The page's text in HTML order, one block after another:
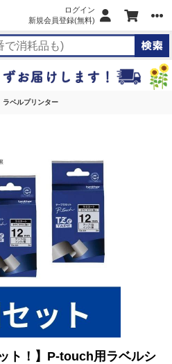
ログイン
新規会員登録(無料)
ラベルプリンター
ト！】P-touch用ラベルシ